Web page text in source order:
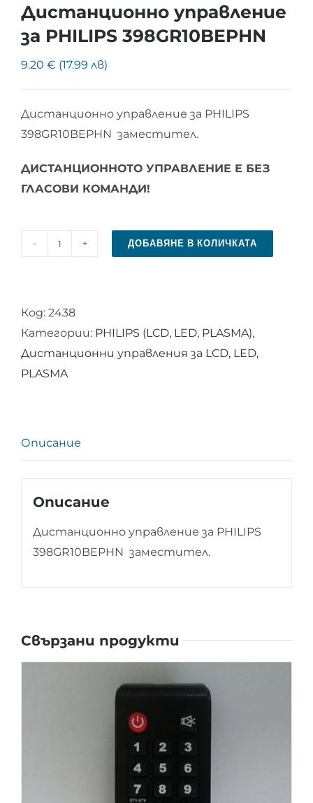
Дистанционно управление
за PHILIPS 398GR10BEPHN
9.20 € (17.99 лв)
Дистанционно управление за PHILIPS
398GR10BEPHN заместител.
ДИСТАНЦИОННОТО УПРАВЛЕНИЕ Е БЕЗ
ГЛАСОВИ КОМАНДИ!
количество
управление
за
PHILIPS
398GR10BEPHN
ДОБАВЯНЕ В КОЛИЧКАТА
Код: 2438
Категории: PHILIPS (LCD, LED, PLASMA),
Дистанционни управления за LCD, LED,
PLASMA
Описание
Описание
Дистанционно управление за PHILIPS
398GR10BEPHN заместител.
Свързани продукти